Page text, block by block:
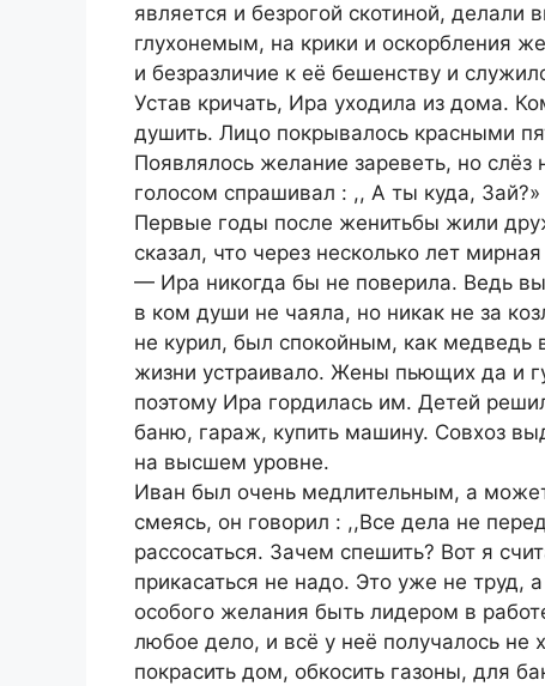
является и безрогой скотиной, делали
глухонемым, на крики и оскорбления
и безразличие к её бешенству и
Устав кричать, Ира уходила из дома.
душить. Лицо покрывалось красными
Появлялось желание зареветь, но
голосом спрашивал : ,, А ты куда, Зай?»
Первые годы после женитьбы жили
сказал, что через несколько лет
— Ира никогда бы не поверила. Ведь
в ком души не чаяла, но никак не за
не курил, был спокойным, как медведь
жизни устраивало. Жены пьющих да и
поэтому Ира гордилась им. Детей
баню, гараж, купить машину. Совхоз
на высшем уровне.
Иван был очень медлительным, а
смеясь, он говорил : ,,Все дела не
рассосаться. Зачем спешить? Вот я
прикасаться не надо. Это уже не труд,
особого желания быть лидером в
любое дело, и всё у неё получалось не
покрасить дом, обкосить газоны, для